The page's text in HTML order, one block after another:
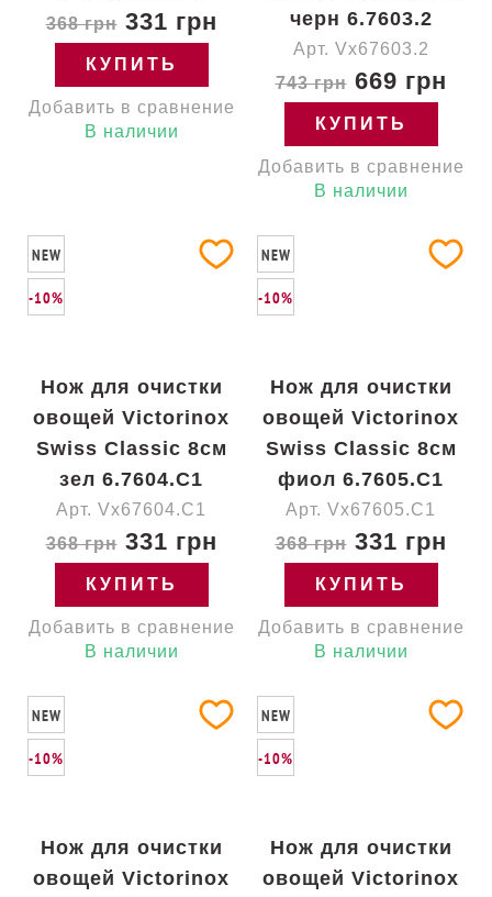
368 грн331 грн
КУПИТЬ
Добавить в сравнение
В наличии
черн 6.7603.2
Арт. Vx67603.2
743 грн669 грн
КУПИТЬ
Добавить в сравнение
В наличии
NEW
-10%
Нож для очистки
овощей Victorinox
Swiss Classic 8см
зел 6.7604.C1
Арт. Vx67604.C1
368 грн331 грн
КУПИТЬ
Добавить в сравнение
В наличии
NEW
-10%
Нож для очистки
овощей Victorinox
Swiss Classic 8см
фиол 6.7605.C1
Арт. Vx67605.C1
368 грн331 грн
КУПИТЬ
Добавить в сравнение
В наличии
NEW
-10%
Нож для очистки
овощей Victorinox
NEW
-10%
Нож для очистки
овощей Victorinox